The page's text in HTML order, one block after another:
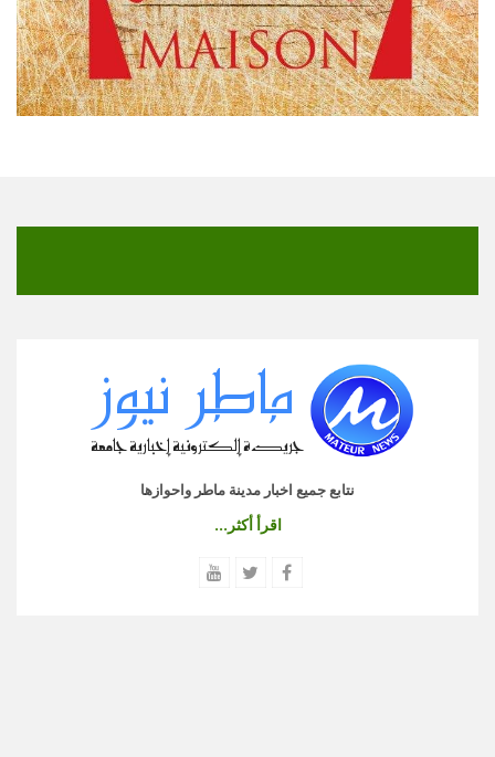
نتابع جميع اخبار مدينة ماطر واحوازها
اقرأ أكثر...